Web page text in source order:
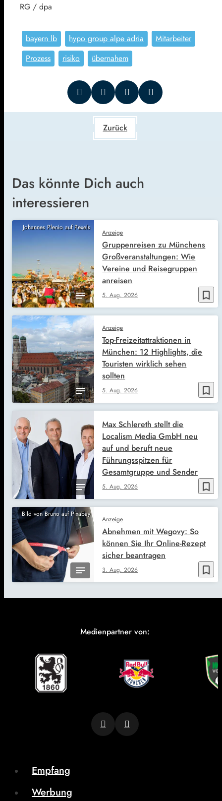
RG / dpa
bayern lb hypo group alpe adria
Mitarbeiter
Prozess
risiko übernahem
Zurück
Das könnte Dich auch
interessieren
Johannes Plenio auf Pexels
bookmark_border
Anzeige
5. Aug. 2026
Gruppenreisen zu Münchens
Großveranstaltungen: Wie
Vereine und Reisegruppen
anreisen
bookmark_border
Anzeige
5. Aug. 2026
Top-Freizeitattraktionen in
München: 12 Highlights, die
Touristen wirklich sehen
sollten
bookmark_border
5. Aug. 2026
Max Schlereth stellt die
Localism Media GmbH neu
auf und beruft neue
Führungsspitzen für
Gesamtgruppe und Sender
Bild von Bruno auf Pixabay
bookmark_border
Anzeige
3. Aug. 2026
Abnehmen mit Wegovy: So
können Sie Ihr Online-Rezept
sicher beantragen
Medienpartner von:
Empfang
Werbung